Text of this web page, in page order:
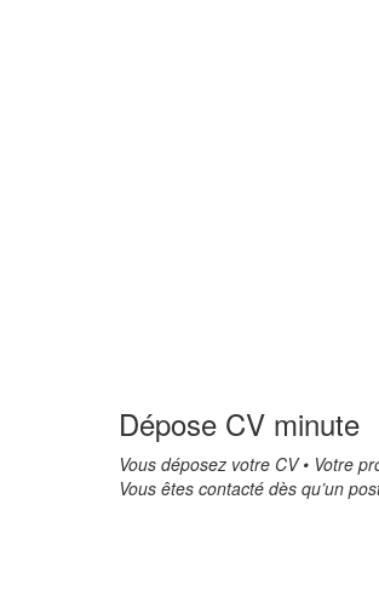
Dépose CV minute
Vous déposez votre CV • Votre
Vous êtes contacté dès qu’un